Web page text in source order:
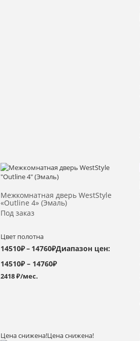
Межкомнатная дверь WestStyle
«Outline 4» (Эмаль)
Под заказ
Цвет полотна
14510₽– 14760₽Диапазон цен:
14510₽ – 14760₽
2418 ₽/мес.
Выбрать >
Цена снижена!Цена снижена!